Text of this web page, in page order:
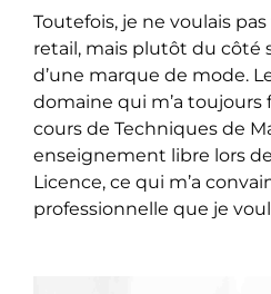
Toutefois, je ne voulais
retail, mais plutôt du côté
d’une marque de mode.
domaine qui m’a toujours
cours de Techniques de
enseignement libre lors
Licence, ce qui m’a
professionnelle que je